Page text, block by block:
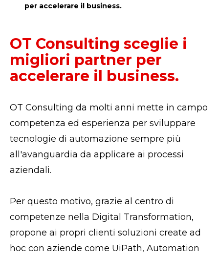
OT Consulting sceglie i
migliori partner per
accelerare il business.
OT Consulting da molti anni mette in campo
competenza ed esperienza per sviluppare
tecnologie di automazione sempre più
all'avanguardia da applicare ai processi
aziendali.
Per questo motivo, grazie al centro di
competenze nella Digital Transformation,
propone ai propri clienti soluzioni create ad
hoc con aziende come UiPath, Automation
per accelerare il business.